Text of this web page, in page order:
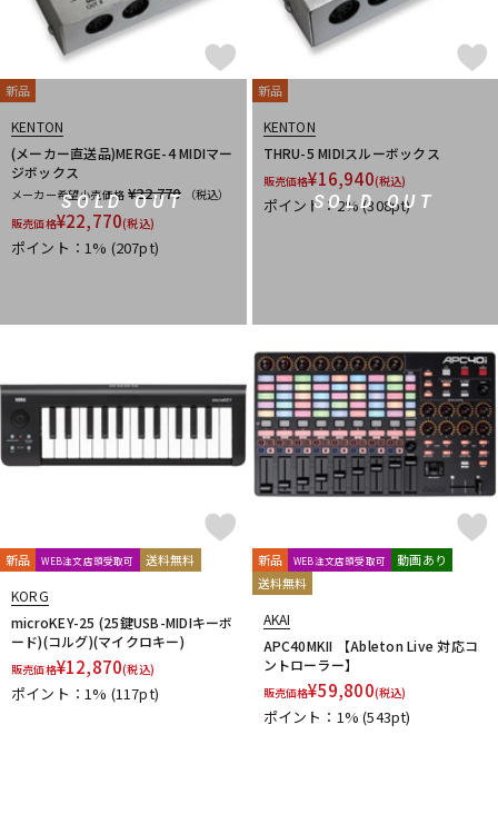
SOLD OUT
新品
KENTON
(メーカー直送品)MERGE-4 MIDIマー
ジボックス
メーカー希望小売価格 ¥22,770
（税込）
販売価格¥22,770(税込)
ポイント：1% (207pt)
SOLD OUT
新品
KENTON
THRU-5 MIDIスルーボックス
販売価格¥16,940(税込)
ポイント：2%(308pt)
新品 WEB注文店頭受取可 送料無料
KORG
microKEY-25 (25鍵USB-MIDIキーボ
ード)(コルグ)(マイクロキー)
販売価格¥12,870(税込)
ポイント：1% (117pt)
新品 WEB注文店頭受取可
動画あり
送料無料
AKAI
APC40MKII 【Ableton Live 対応コ
ントローラー】
販売価格¥59,800(税込)
ポイント：1%(543pt)